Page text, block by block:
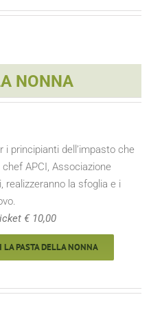
NONNA
i principianti dell’impasto che
APCI, Associazione
realizzeranno la sfoglia e i
€ 10,00
PASTA DELLA NONNA